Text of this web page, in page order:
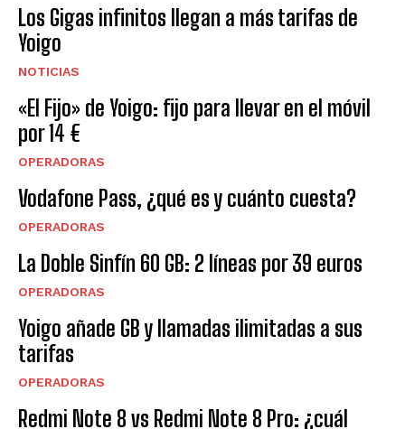
Los Gigas infinitos llegan a más tarifas de
Yoigo
NOTICIAS
«El Fijo» de Yoigo: fijo para llevar en el móvil
por 14 €
OPERADORAS
Vodafone Pass, ¿qué es y cuánto cuesta?
OPERADORAS
La Doble Sinfín 60 GB: 2 líneas por 39 euros
OPERADORAS
Yoigo añade GB y llamadas ilimitadas a sus
tarifas
OPERADORAS
Redmi Note 8 vs Redmi Note 8 Pro: ¿cuál